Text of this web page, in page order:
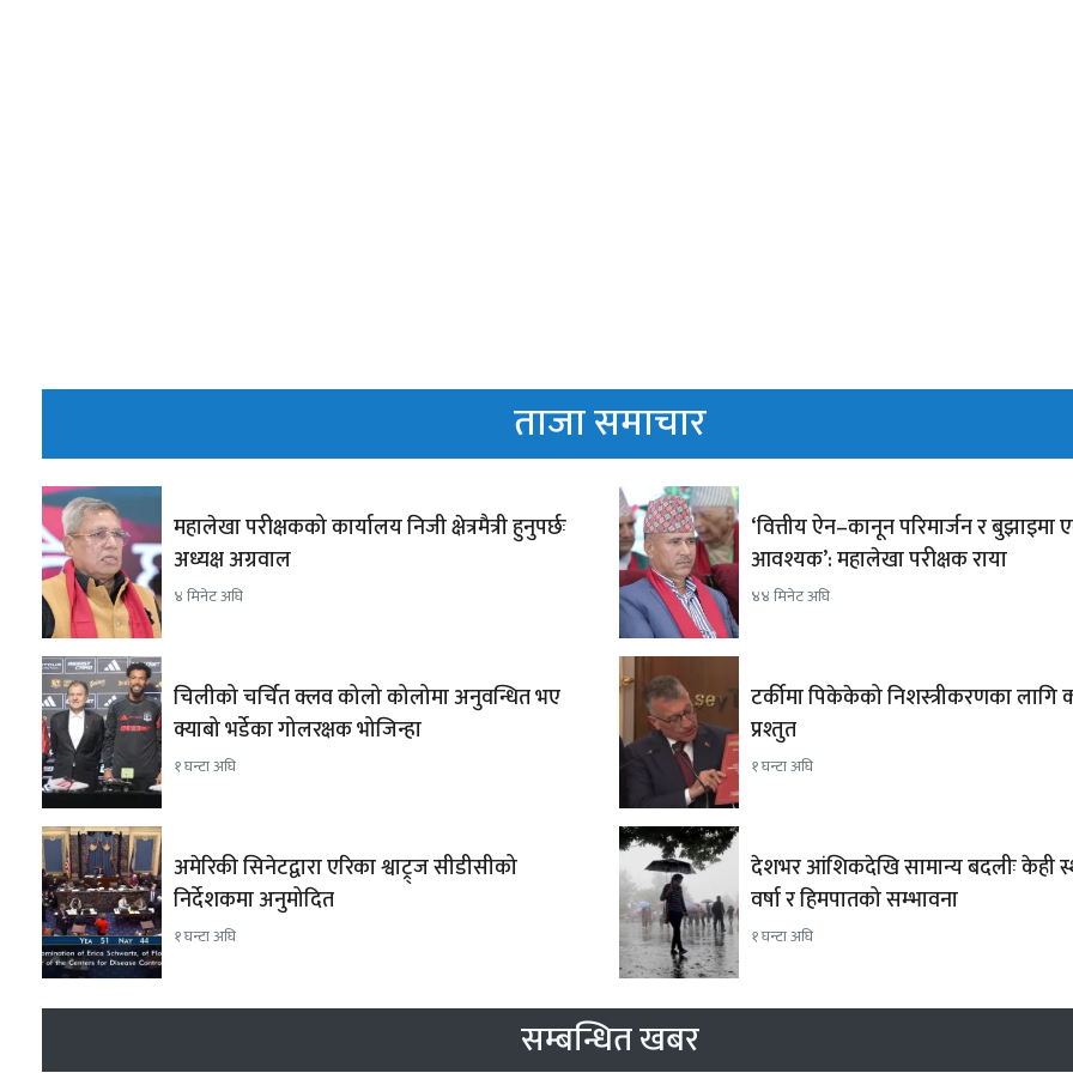
ताजा समाचार
महालेखा परीक्षकको कार्यालय निजी क्षेत्रमैत्री हुनुपर्छः
अध्यक्ष अग्रवाल
४ मिनेट अघि
‘वित्तीय ऐन–कानून परिमार्जन र
आवश्यक’: महालेखा परीक्षक राया
४४ मिनेट अघि
चिलीको चर्चित क्लव कोलो कोलोमा अनुवन्धित भए
क्याबो भर्डेका गोलरक्षक भोजिन्हा
१ घन्टा अघि
टर्कीमा पिकेकेको निशस्त्रीकरणका लागि
प्रश्तुत
१ घन्टा अघि
अमेरिकी सिनेटद्वारा एरिका श्वाट्र्ज सीडीसीको
निर्देशकमा अनुमोदित
१ घन्टा अघि
देशभर आंशिकदेखि सामान्य बदलीः केही
वर्षा र हिमपातको सम्भावना
१ घन्टा अघि
सम्बन्धित खबर